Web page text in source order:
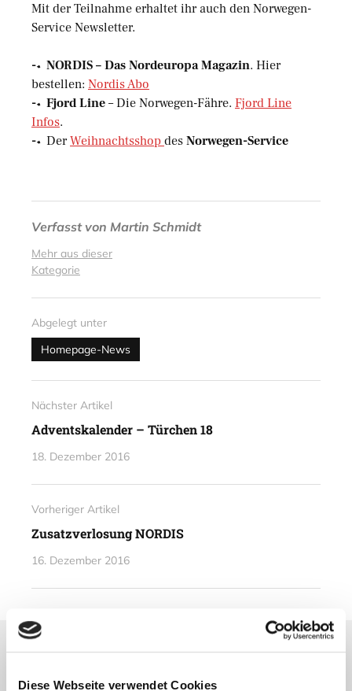
Diese Webseite verwendet Cookies
Mit der Teilnahme erhaltet ihr auch den Norwegen-
Service Newsletter.
-> NORDIS – Das Nordeuropa Magazin. Hier
bestellen: Nordis Abo
-> Fjord Line – Die Norwegen-Fähre. Fjord Line
Infos.
-> DerWeihnachtsshop des Norwegen-Service
Verfasst von Martin Schmidt
Mehr aus dieser
Kategorie
Abgelegt unter
Homepage-News
Nächster Artikel
Adventskalender – Türchen 18
18. Dezember 2016
Vorheriger Artikel
Zusatzverlosung NORDIS
16. Dezember 2016